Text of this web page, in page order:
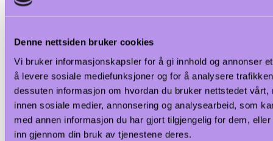
Denne nettsiden bruker cookies
Vi bruker informasjonskapsler for å gi innhold og annonser
å levere sosiale mediefunksjoner og for å analysere
dessuten informasjon om hvordan du bruker nettstedet vårt,
innen sosiale medier, annonsering og analysearbeid, som
med annen informasjon du har gjort tilgjengelig for dem,
inn gjennom din bruk av tjenestene deres.